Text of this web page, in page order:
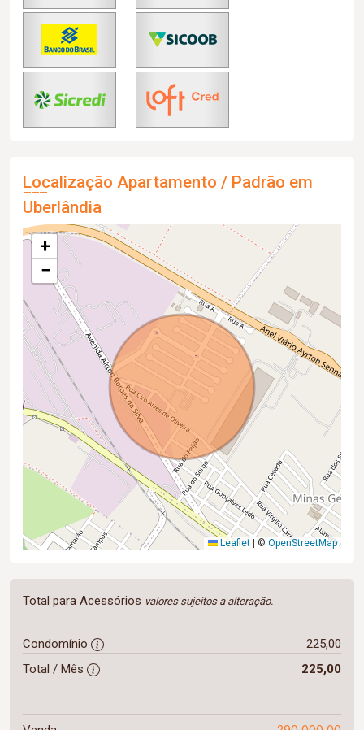
Localização Apartamento / Padrão em
Uberlândia
+
−
Leaflet © OpenStreetMap
Total para Acessórios valores sujeitos a alteração.
Condomínio
225,00
Total / Mês
225,00